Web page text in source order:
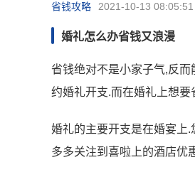
省钱攻略 2021-10-13 08:05:51
婚礼怎么办省钱又浪漫
省钱绝对不是小家子气,反
约婚礼开支.而在婚礼上想要
婚礼的主要开支是在婚宴上
多多关注到喜啦上的酒店优